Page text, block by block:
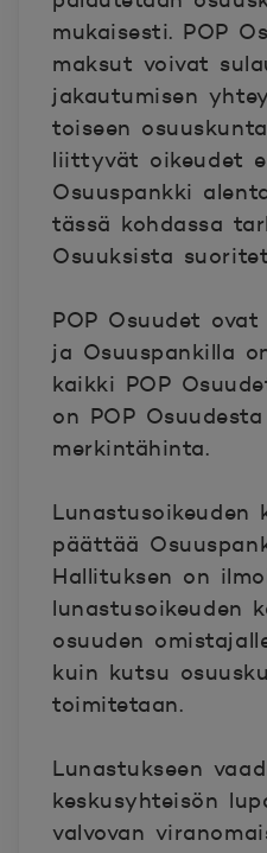
mukaisesti. POP
maksut voivat
jakautumisen
toiseen
liittyvät oikeudet
Osuuspankki
tässä kohdassa
Osuuksista
POP Osuudet
ja Osuuspankilla
kaikki POP
on POP
merkintähinta.
Lunastusoikeuden
päättää
Hallituksen on
lunastusoikeuden
osuuden
kuin kutsu
toimitetaan.
Lunastukseen
keskusyhteisön
valvovan